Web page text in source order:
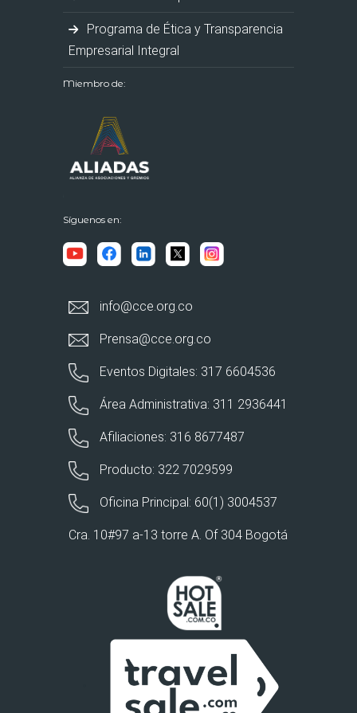
Programa de Ética y Transparencia
Empresarial Integral
Miembro de:
Síguenos en:
info@cce.org.co
Prensa@cce.org.co
Eventos Digitales: 317 6604536
Área Administrativa: 311 2936441
Afiliaciones: 316 8677487
Producto: 322 7029599
Oficina Principal: 60(1) 3004537
Cra. 10#97 a-13 torre A. Of 304 Bogotá